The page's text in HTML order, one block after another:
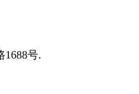
1688号.